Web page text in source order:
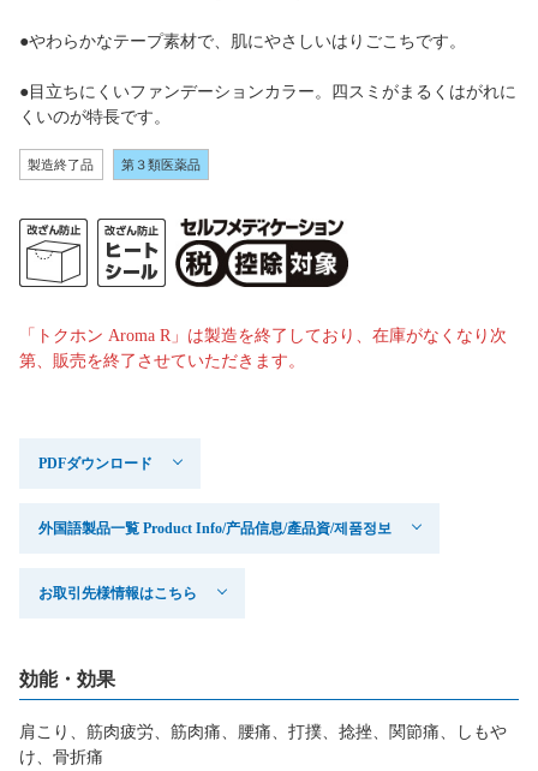
●やわらかなテープ素材で、肌にやさしいはりごこちです。
●目立ちにくいファンデーションカラー。四スミがまるくはがれに
くいのが特長です。
製造終了品 第３類医薬品
「トクホン Aroma R」は製造を終了しており、在庫がなくなり次
第、販売を終了させていただきます。
PDFダウンロード
外国語製品一覧 Product Info/产品信息/產品資/제품정보
お取引先様情報はこちら
効能・効果
肩こり、筋肉疲労、筋肉痛、腰痛、打撲、捻挫、関節痛、しもや
け、骨折痛